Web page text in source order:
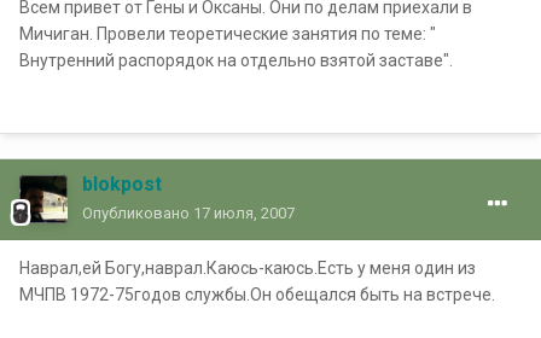
Всем привет от Гены и Оксаны. Они по делам приехали в
Мичиган. Провели теоретические занятия по теме: "
Внутренний распорядок на отдельно взятой заставе".
blokpost
Опубликовано 17 июля, 2007
Наврал,ей Богу,наврал.Каюсь-каюсь.Есть у меня один из
МЧПВ 1972-75годов службы.Он обещался быть на встрече.